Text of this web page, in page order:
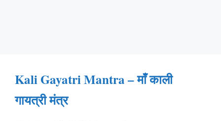
Kali Gayatri Mantra – माँ काली
गायत्री मंत्र